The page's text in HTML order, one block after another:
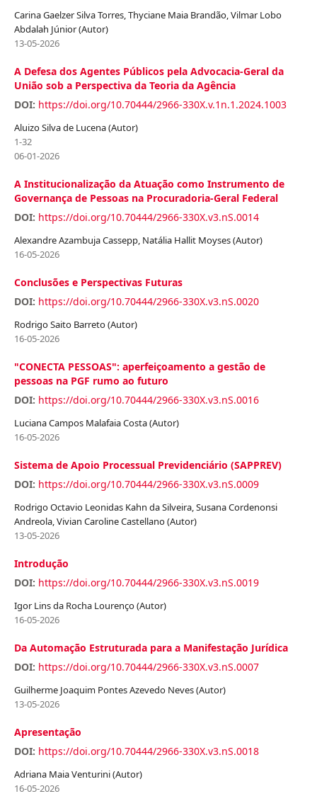
Carina Gaelzer Silva Torres, Thyciane Maia Brandão, Vilmar Lobo
Abdalah Júnior (Autor)
13-05-2026
A Defesa dos Agentes Públicos pela Advocacia-Geral da
União sob a Perspectiva da Teoria da Agência
DOI: https://doi.org/10.70444/2966-330X.v.1n.1.2024.1003
Aluizo Silva de Lucena (Autor)
1-32
06-01-2026
A Institucionalização da Atuação como Instrumento de
Governança de Pessoas na Procuradoria-Geral Federal
DOI: https://doi.org/10.70444/2966-330X.v3.nS.0014
Alexandre Azambuja Cassepp, Natália Hallit Moyses (Autor)
16-05-2026
Conclusões e Perspectivas Futuras
DOI: https://doi.org/10.70444/2966-330X.v3.nS.0020
Rodrigo Saito Barreto (Autor)
16-05-2026
"CONECTA PESSOAS": aperfeiçoamento a gestão de
pessoas na PGF rumo ao futuro
DOI: https://doi.org/10.70444/2966-330X.v3.nS.0016
Luciana Campos Malafaia Costa (Autor)
16-05-2026
Sistema de Apoio Processual Previdenciário (SAPPREV)
DOI: https://doi.org/10.70444/2966-330X.v3.nS.0009
Rodrigo Octavio Leonidas Kahn da Silveira, Susana Cordenonsi
Andreola, Vivian Caroline Castellano (Autor)
13-05-2026
Introdução
DOI: https://doi.org/10.70444/2966-330X.v3.nS.0019
Igor Lins da Rocha Lourenço (Autor)
16-05-2026
Da Automação Estruturada para a Manifestação Jurídica
DOI: https://doi.org/10.70444/2966-330X.v3.nS.0007
Guilherme Joaquim Pontes Azevedo Neves (Autor)
13-05-2026
Apresentação
DOI: https://doi.org/10.70444/2966-330X.v3.nS.0018
Adriana Maia Venturini (Autor)
16-05-2026